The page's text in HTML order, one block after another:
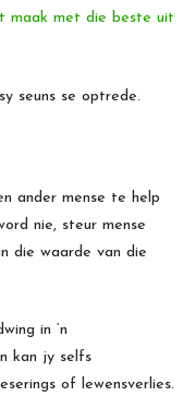
maak met die beste uit
seuns se optrede.
ander mense te help
nie, steur mense
die waarde van die
in ‘n
kan jy selfs
of lewensverlies.